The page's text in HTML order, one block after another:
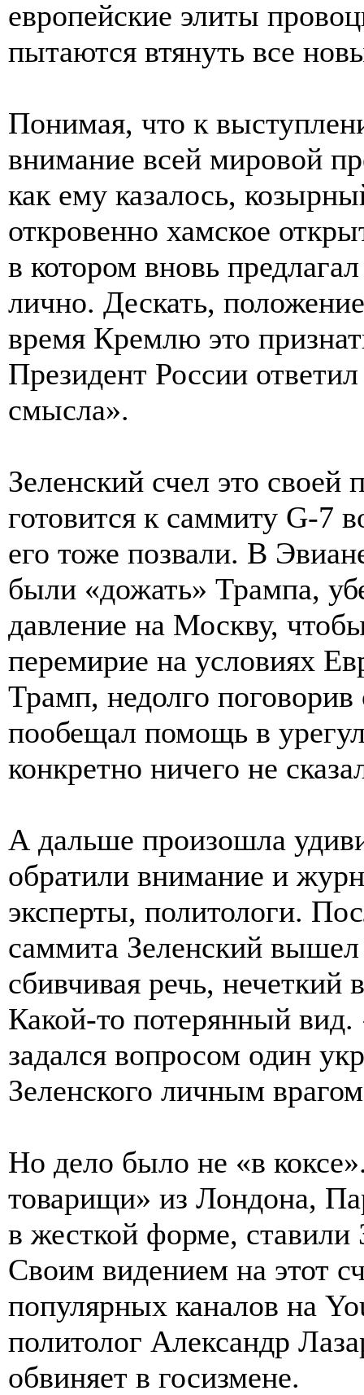
европейские элиты
пытаются втянуть все
Понимая, что к
внимание всей мировой
как ему казалось,
откровенно хамское
в котором вновь
лично. Дескать,
время Кремлю это
Президент России
смысла».
Зеленский счел это своей
готовится к саммиту G-7
его тоже позвали. В
были «дожать» Трампа,
давление на Москву,
перемирие на условиях
Трамп, недолго
пообещал помощь в
конкретно ничего не
А дальше произошла
обратили внимание и
эксперты, политологи.
саммита Зеленский
сбивчивая речь, нечеткий
Какой-то потерянный
задался вопросом один
Зеленского личным
Но дело было не «в
товарищи» из Лондона,
в жесткой форме, ставили
Своим видением на этот
популярных каналов на
политолог Александр
обвиняет в госизмене.